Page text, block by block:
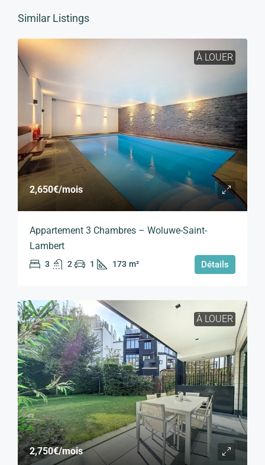
Similar Listings
À LOUER
2,650€/mois
Appartement 3 Chambres – Woluwe-Saint-
Lambert
3 2 1 173 m² Détails
À LOUER
2,750€/mois